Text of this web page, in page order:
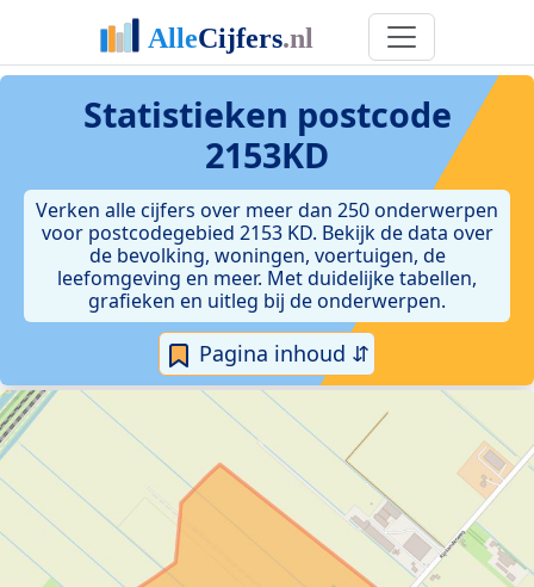
Statistieken postcode
2153KD
Verken alle cijfers over meer dan 250 onderwerpen
voor postcodegebied 2153 KD. Bekijk de data over
de bevolking, woningen, voertuigen, de
leefomgeving en meer. Met duidelijke tabellen,
grafieken en uitleg bij de onderwerpen.
Pagina inhoud ⇵